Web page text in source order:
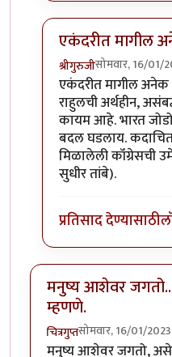
एकंदरीत मागील
श्रीगुरुजीसोमवार, 16/01/
In reply to"राहुल
एकंदरीत मागील
राहुलची अर्थहीन,
कायम आहे. भारत
बदल घडलाय.
मिळालेली कॉंग्रेसची
सुधीर तांबे).
प्रतिसाद देण्यासाठी
मनुष्य आशेवर
म्हणणे.
चित्रगुप्तसोमवार, 16/01/2023
मनुष्य आशेवर जगतो, असे